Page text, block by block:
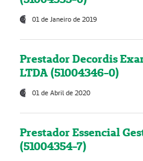
01 de Janeiro de 2019
Prestador Decordis
LTDA (51004346-0)
01 de Abril de 2020
Prestador Essencial
(51004354-7)